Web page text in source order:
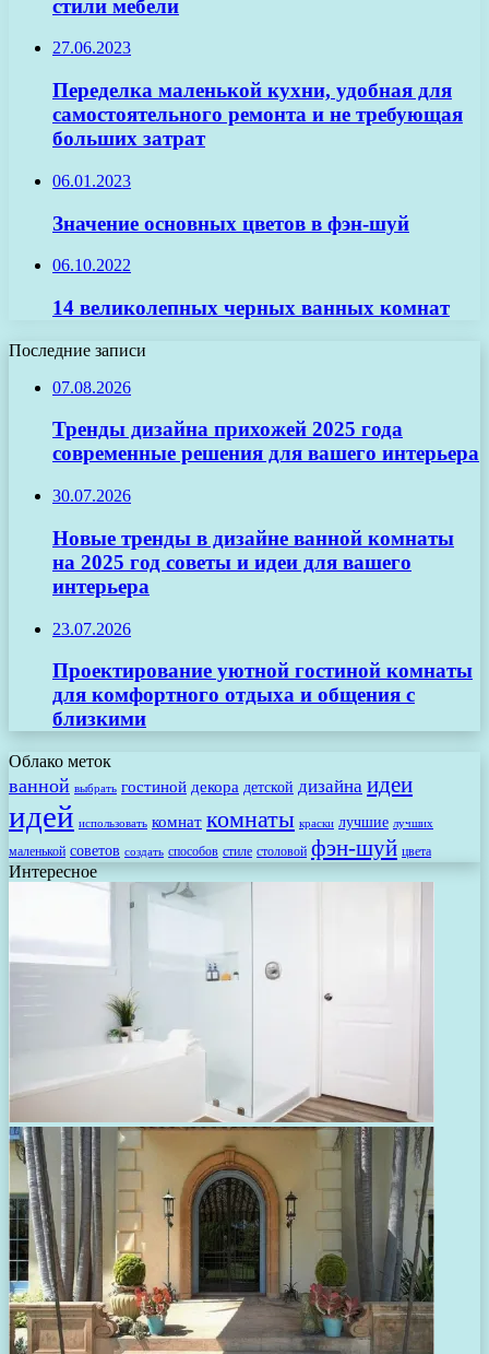
стили мебели
27.06.2023
Переделка маленькой кухни, удобная для
самостоятельного ремонта и не требующая
больших затрат
06.01.2023
Значение основных цветов в фэн-шуй
06.10.2022
14 великолепных черных ванных комнат
Последние записи
07.08.2026
Тренды дизайна прихожей 2025 года
современные решения для вашего интерьера
30.07.2026
Новые тренды в дизайне ванной комнаты
на 2025 год советы и идеи для вашего
интерьера
23.07.2026
Проектирование уютной гостиной комнаты
для комфортного отдыха и общения с
близкими
Облако меток
ванной выбрать гостиной декора детской дизайна идеи
идей использовать комнат комнаты краски лучшие лучших
маленькой советов создать способов стиле столовой фэн-шуй цвета
Интересное